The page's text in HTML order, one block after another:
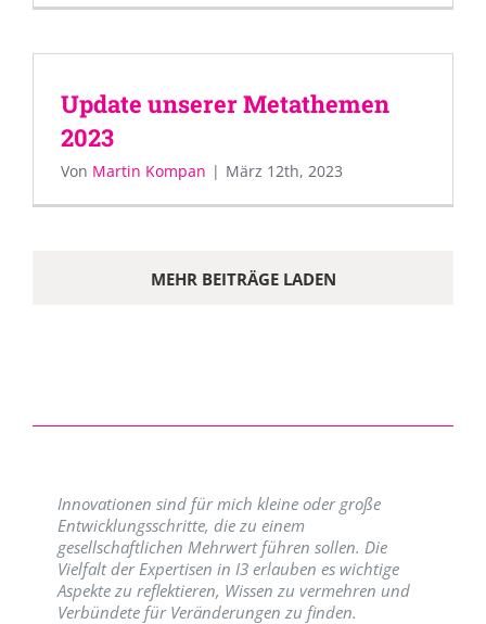
Update unserer Metathemen
2023
Von Martin Kompan | März 12th, 2023
MEHR BEITRÄGE LADEN
Innovationen sind für mich kleine oder große
Entwicklungsschritte, die zu einem
gesellschaftlichen Mehrwert führen sollen. Die
Vielfalt der Expertisen in I3 erlauben es wichtige
Aspekte zu reflektieren, Wissen zu vermehren und
Verbündete für Veränderungen zu finden.